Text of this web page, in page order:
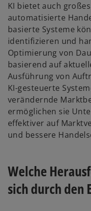
KI bietet auch
automatisierte
basierte Systeme
identifizieren und
Optimierung von
basierend auf
Ausführung von
KI-gesteuerte
verändernde
ermöglichen sie
effektiver auf
und bessere
Welche
sich durch den